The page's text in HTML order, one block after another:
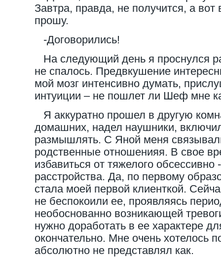
Завтра, правда, не получится, а вот
прошу.
-Договорились!
На следующий день я проснулся
не спалось. Предвкушение
мой мозг интенсивно думать,
интуиции – не пошлет ли Шеф мне
Я аккуратно прошел в другую
домашних, надел наушники,
размышлять. С Яной меня
родственные отношенияя. В свое
избавиться от тяжелого обсессивно
расстройства. Да, по первому
стала моей первой клиенткой.
не беспокоили ее, проявляясь
необоснованно возникающей
нужно доработать в ее характере
окончательно. Мне очень хотелось
абсолютно не представлял как.